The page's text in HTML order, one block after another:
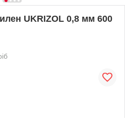
UKRIZOL 0,8 мм 600